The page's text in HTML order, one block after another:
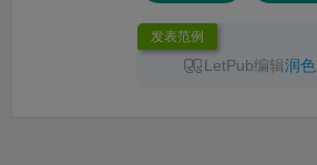
发表范例
LetPub编辑润色